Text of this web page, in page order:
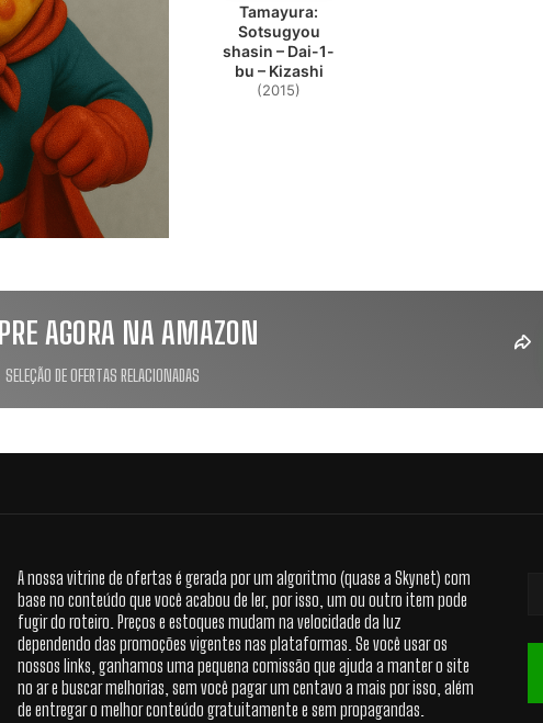
Tamayura:
Sotsugyou
shasin – Dai-1-
bu – Kizashi
(2015)
AGORA NA AMAZON
SELEÇÃO DE OFERTAS RELACIONADAS
A nossa vitrine de ofertas é gerada por um algoritmo (quase a Skynet) com
base no conteúdo que você acabou de ler, por isso, um ou outro item pode
fugir do roteiro. Preços e estoques mudam na velocidade da luz
dependendo das promoções vigentes nas plataformas. Se você usar os
nossos links, ganhamos uma pequena comissão que ajuda a manter o site
no ar e buscar melhorias, sem você pagar um centavo a mais por isso, além
de entregar o melhor conteúdo gratuitamente e sem propagandas.